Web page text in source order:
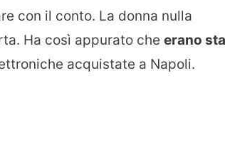
con il conto. La donna nulla
Ha così appurato che erano
acquistate a Napoli.